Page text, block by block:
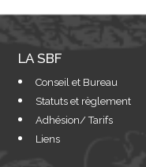
LA SBF
Conseil et Bureau
Statuts et règlement
Adhésion/ Tarifs
Liens